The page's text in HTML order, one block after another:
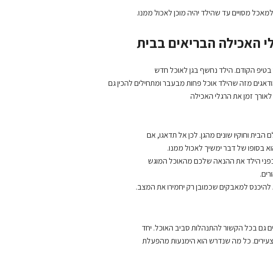
הקודם. הילד נחשף בגן לאוכל חדש
מזה שהילד אוכל פחות מבעבר ומתחילים להכין גם
זמן את הרגלי האכילה
וחוקיו שונים מהגן. לכן אל תדאגו, אם
בסופו של דבר ימשיך לאכול ממנו.
בפני הילד את ההנאה שלכם מהאוכל המוגש
להיכנס למאבקים שכמובן רק יחמירו את המצב.
גם בכל הקשור להתנהלות סביב האוכל. יחד
כל מה שנדרש הוא הימנעות מהפעלת